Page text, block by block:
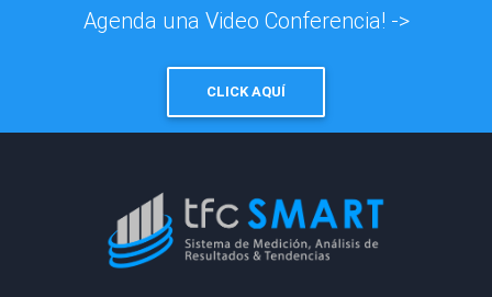
Agenda una Video Conferencia! ->
CLICK AQUÍ